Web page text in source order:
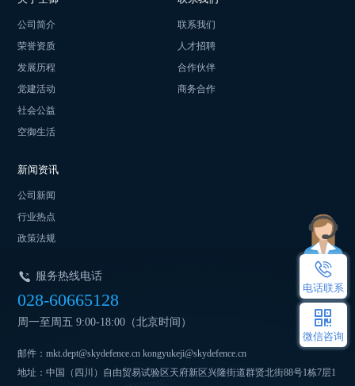
服务热线电话
028-60665128
周一至周五 9:00-18:00（北京时间）
邮件：mkt.dept@skydefence.cn kongyukeji@skydefence.cn
地址：中国（四川）自由贸易试验区天府新区兴隆街道群贤北街88号1栋7层1
新闻资讯
公司新闻
行业热点
政策法规
联系我们
人才招聘
合作伙伴
商务合作
公司简介
荣誉资质
发展历程
党建活动
社会公益
空御生活
电话联系
微信咨询